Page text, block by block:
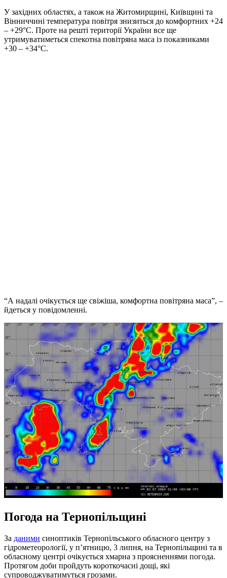
У західних областях, а також на Житомирщині, Київщині та
Вінниччині температура повітря знизиться до комфортних +24
– +29°C. Проте на решті території України все ще
утримуватиметься спекотна повітряна маса із показниками
+30 – +34°C.
“А надалі очікується ще свіжіша, комфортна повітряна маса”, –
йдеться у повідомленні.
Погода на Тернопільщині
За даними синоптиків Тернопільського обласного центру з
гідрометеорології, у п’ятницю, 3 липня, на Тернопільщині та в
обласному центрі очікується хмарна з проясненнями погода.
Протягом доби пройдуть короткочасні дощі, які
супроводжуватимуться грозами.